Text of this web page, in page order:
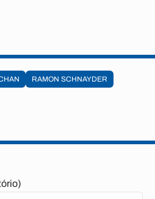
RAMON SCHNAYDER